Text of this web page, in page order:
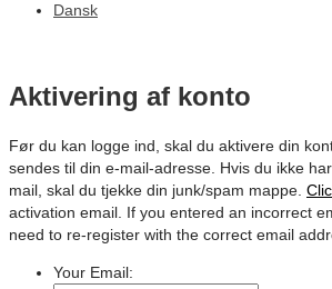
Dansk
Aktivering af konto
Før du kan logge ind, skal du aktivere din
sendes til din e-mail-adresse. Hvis du ikke
mail, skal du tjekke din junk/spam mappe.
activation email. If you entered an incorrect
need to re-register with the correct email
Your Email: